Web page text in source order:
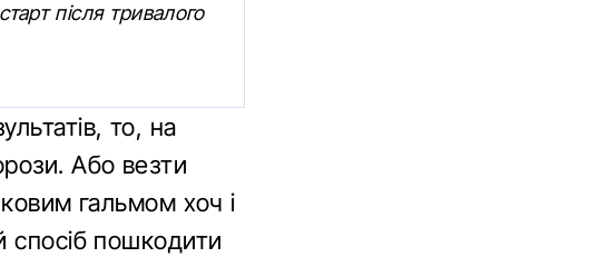
після тривалого
то, на
Або везти
гальмом хоч і
спосіб пошкодити